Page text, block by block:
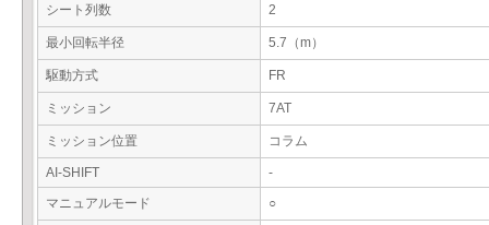
シート列数 2
最小回転半径 5.7（m）
駆動方式 FR
ミッション 7AT
ミッション位置 コラム
AI-SHIFT
-
マニュアルモード
○